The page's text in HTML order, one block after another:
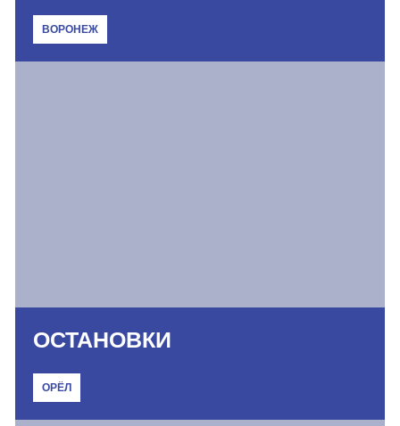
ВОРОНЕЖ
ОСТАНОВКИ
ОРЁЛ